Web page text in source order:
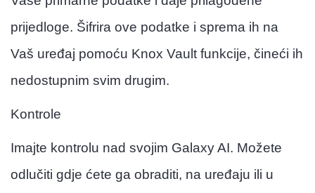
prijedloge. Šifrira ove podatke i sprema ih na
Vaš uređaj pomoću Knox Vault funkcije, čineći ih
nedostupnim svim drugim.
Kontrole
Imajte kontrolu nad svojim Galaxy AI. Možete
odlučiti gdje ćete ga obraditi, na uređaju ili u